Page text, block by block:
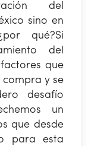
del
sino en
qué?Si
del
que
compra y se
desafío
un
que desde
para esta